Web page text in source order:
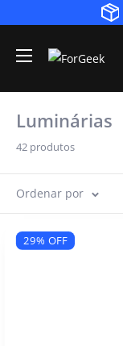
Luminárias
42 produtos
Ordenar por
29% OFF